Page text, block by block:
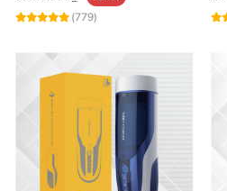
(779)